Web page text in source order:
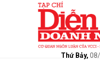
Thứ Bảy,